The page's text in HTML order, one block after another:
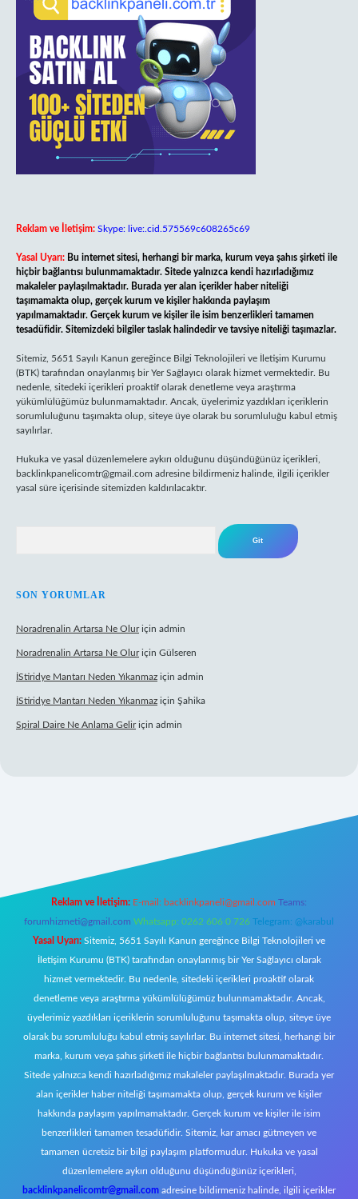
Reklam ve İletişim: Skype: live:.cid.575569c608265c69
Yasal Uyarı: Bu internet sitesi, herhangi bir marka, kurum veya şahıs şirketi ile
hiçbir bağlantısı bulunmamaktadır. Sitede yalnızca kendi hazırladığımız
makaleler paylaşılmaktadır. Burada yer alan içerikler haber niteliği
taşımamakta olup, gerçek kurum ve kişiler hakkında paylaşım
yapılmamaktadır. Gerçek kurum ve kişiler ile isim benzerlikleri tamamen
tesadüfidir. Sitemizdeki bilgiler taslak halindedir ve tavsiye niteliği taşımazlar.
Sitemiz, 5651 Sayılı Kanun gereğince Bilgi Teknolojileri ve İletişim Kurumu
(BTK) tarafından onaylanmış bir Yer Sağlayıcı olarak hizmet vermektedir. Bu
nedenle, sitedeki içerikleri proaktif olarak denetleme veya araştırma
yükümlülüğümüz bulunmamaktadır. Ancak, üyelerimiz yazdıkları içeriklerin
sorumluluğunu taşımakta olup, siteye üye olarak bu sorumluluğu kabul etmiş
sayılırlar.
Hukuka ve yasal düzenlemelere aykırı olduğunu düşündüğünüz içerikleri,
backlinkpanelicomtr@gmail.com adresine bildirmeniz halinde, ilgili içerikler
yasal süre içerisinde sitemizden kaldırılacaktır.
SON YORUMLAR
Noradrenalin Artarsa Ne Oluriçin admin
Noradrenalin Artarsa Ne Oluriçin Gülseren
İStiridye Mantarı Neden Yıkanmaz için admin
İStiridye Mantarı Neden Yıkanmaz için Şahika
Spiral Daire Ne Anlama Geliriçin admin
Reklam ve İletişim: E-mail: backlinkpaneli@gmail.com Teams:
forumhizmeti@gmail.com Whatsapp: 0262 606 0 726 Telegram: @karabul
Yasal Uyarı: Sitemiz, 5651 Sayılı Kanun gereğince Bilgi Teknolojileri ve
İletişim Kurumu (BTK) tarafından onaylanmış bir Yer Sağlayıcı olarak
hizmet vermektedir. Bu nedenle, sitedeki içerikleri proaktif olarak
denetleme veya araştırma yükümlülüğümüz bulunmamaktadır. Ancak,
üyelerimiz yazdıkları içeriklerin sorumluluğunu taşımakta olup, siteye üye
olarak bu sorumluluğu kabul etmiş sayılırlar. Bu internet sitesi, herhangi bir
marka, kurum veya şahıs şirketi ile hiçbir bağlantısı bulunmamaktadır.
Sitede yalnızca kendi hazırladığımız makaleler paylaşılmaktadır. Burada yer
alan içerikler haber niteliği taşımamakta olup, gerçek kurum ve kişiler
hakkında paylaşım yapılmamaktadır. Gerçek kurum ve kişiler ile isim
benzerlikleri tamamen tesadüfidir. Sitemiz, kar amacı gütmeyen ve
tamamen ücretsiz bir bilgi paylaşım platformudur. Hukuka ve yasal
düzenlemelere aykırı olduğunu düşündüğünüz içerikleri,
backlinkpanelicomtr@gmail.com adresine bildirmeniz halinde, ilgili içerikler